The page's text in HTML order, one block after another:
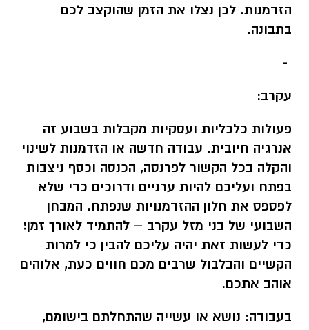
הזדמנות. לכן נצלו את הזמן שהוקצב לכם
בתבונה.
-
עקרב:
פעולות כלכליות ועסקיות מקבלות בשבוע זה
אנרגיה חיובית. עבודה חדשה או הזדמנות לשינוי
והקלה בכל הקשור לפרנסה, הכנסה וכסף ניצבות
בפתח ועליכם להיות ערניים ודרוכים כדי שלא
לפספס את חלון ההזדמנויות שנפתח. המבחן
השבועי של בני מזל עקרב – להתמיד לאורך זמן!
כדי לעשות זאת יהיה עליכם להבין כי למרות
הקשיים והבלבול שרבים מכם חווים כעת, אלוהים
אוהב אתכם.
בעבודה: נושא או עשייה שהתחלתם בישומם,